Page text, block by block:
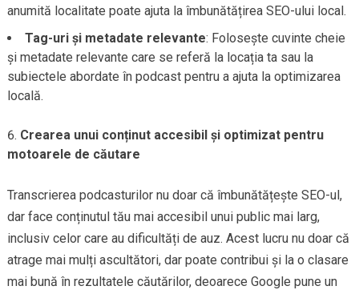
anumită localitate poate ajuta la îmbunătățirea SEO-ului local.
Tag-uri și metadate relevante: Folosește cuvinte cheie
și metadate relevante care se referă la locația ta sau la
subiectele abordate în podcast pentru a ajuta la optimizarea
locală.
Crearea unui conținut accesibil și optimizat pentru
motoarele de căutare
Transcrierea podcasturilor nu doar că îmbunătățește SEO-ul,
dar face conținutul tău mai accesibil unui public mai larg,
inclusiv celor care au dificultăți de auz. Acest lucru nu doar că
atrage mai mulți ascultători, dar poate contribui și la o clasare
mai bună în rezultatele căutărilor, deoarece Google pune un